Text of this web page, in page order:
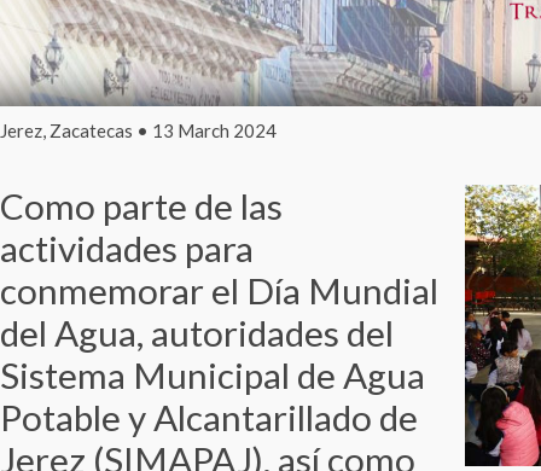
Jerez, Zacatecas • 13 March 2024
Como parte de las
actividades para
conmemorar el Día Mundial
del Agua, autoridades del
Sistema Municipal de Agua
Potable y Alcantarillado de
Jerez (SIMAPAJ), así como